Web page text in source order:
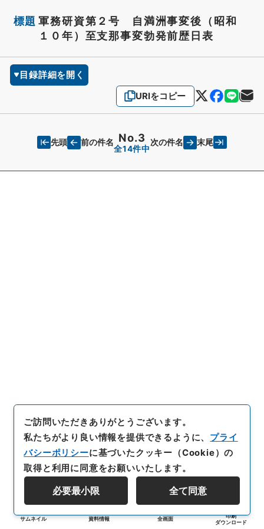
標題 軍務研資第２号 自満洲事変後（昭和
１０年）至支那事変勃発前歴日表
目録詳細を開く
URIをコピー
先頭 前の件名 No.3
全14件中
次の件名 末尾
サムネイル 資料情報 全画面
印刷
ダウンロード
ご訪問いただきありがとうございます。
私たちがより良い情報を提供できるように、 プライ
バシーポリシーに基づいたクッキー（Cookie）の
取得と利用に同意をお願いいたします。
必要最小限 全て同意